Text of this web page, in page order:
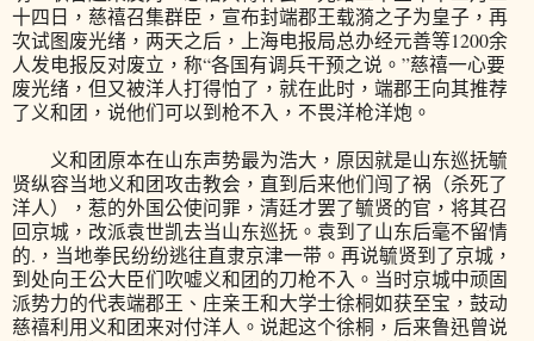
十四日，慈禧召集群臣，宣布封端郡王载漪之子为皇子，再
次试图废光绪，两天之后，上海电报局总办经元善等1200余
人发电报反对废立，称“各国有调兵干预之说。”慈禧一心要
废光绪，但又被洋人打得怕了，就在此时，端郡王向其推荐
了义和团，说他们可以到枪不入，不畏洋枪洋炮。
义和团原本在山东声势最为浩大，原因就是山东巡抚毓
贤纵容当地义和团攻击教会，直到后来他们闯了祸（杀死了
洋人），惹的外国公使问罪，清廷才罢了毓贤的官，将其召
回京城，改派袁世凯去当山东巡抚。袁到了山东后毫不留情
的.，当地拳民纷纷逃往直隶京津一带。再说毓贤到了京城，
到处向王公大臣们吹嘘义和团的刀枪不入。当时京城中顽固
派势力的代表端郡王、庄亲王和大学士徐桐如获至宝，鼓动
慈禧利用义和团来对付洋人。说起这个徐桐，后来鲁迅曾说